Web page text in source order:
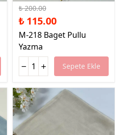
₺ 200.00
₺ 115.00
M-218 Baget Pullu
Yazma
Sepete Ekle